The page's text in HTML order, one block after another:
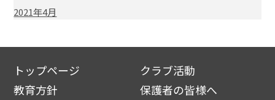
2021年4月
トップページ
教育方針
クラブ活動
保護者の皆様へ